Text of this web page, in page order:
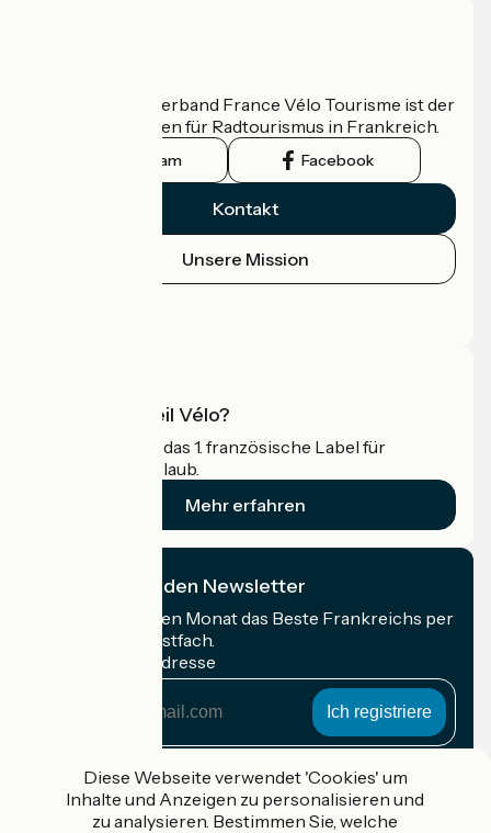
Der nationale Verband France Vélo Tourisme ist der
offizielle Leitfaden für Radtourismus in Frankreich.
Instagram Facebook
Kontakt
Unsere Mission
Was ist Accueil Vélo?
Accueil Vélo ist das 1. französische Label für
Radfahrer im Urlaub.
Mehr erfahren
Ich abonniere den Newsletter
Erhalten Sie jeden Monat das Beste Frankreichs per
Rad in Ihrem Postfach.
Meine E-Mail-Adresse
Adresse
Gefördert im Rahmen von Destination France
Diese Webseite verwendet 'Cookies' um
Inhalte und Anzeigen zu personalisieren und
zu analysieren. Bestimmen Sie, welche